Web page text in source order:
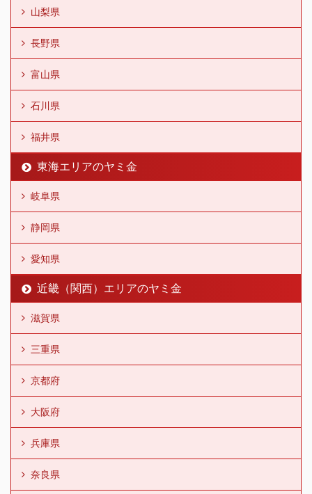
山梨県
長野県
富山県
石川県
福井県
東海エリアのヤミ金
岐阜県
静岡県
愛知県
近畿（関西）エリアのヤミ金
滋賀県
三重県
京都府
大阪府
兵庫県
奈良県